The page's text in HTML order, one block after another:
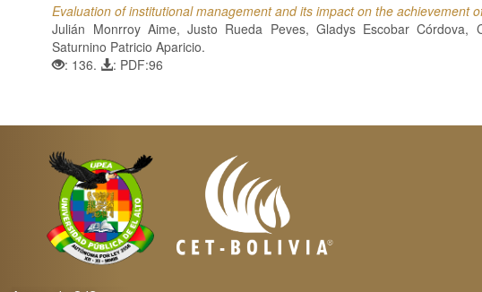
Evaluation of institutional management and its impact on the achievement
Julián Monrroy Aime, Justo Rueda Peves, Gladys Escobar Córdova,
Saturnino Patricio Aparicio.
: 136.
: PDF:96